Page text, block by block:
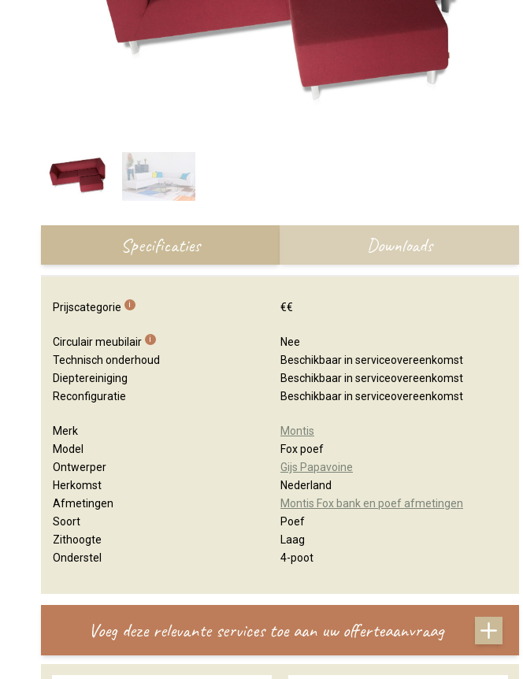
Specificaties Downloads
Prijscategorie i €€
Circulair meubilair i
Nee
Technisch onderhoud
Beschikbaar in serviceovereenkomst
Dieptereiniging
Beschikbaar in serviceovereenkomst
Reconfiguratie
Beschikbaar in serviceovereenkomst
Merk
Montis
Model
Fox poef
Ontwerper
Gijs Papavoine
Herkomst
Nederland
Afmetingen
Montis Fox bank en poef afmetingen
Soort
Poef
Zithoogte
Laag
Onderstel
4-poot
Voeg deze relevante services toe aan uw offerteaanvraag